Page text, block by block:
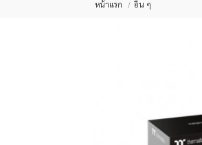
หน้าแรก อื่น ๆ